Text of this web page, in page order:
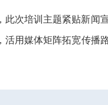
， 此次培训主题紧贴新闻
活用媒体矩阵拓宽传播